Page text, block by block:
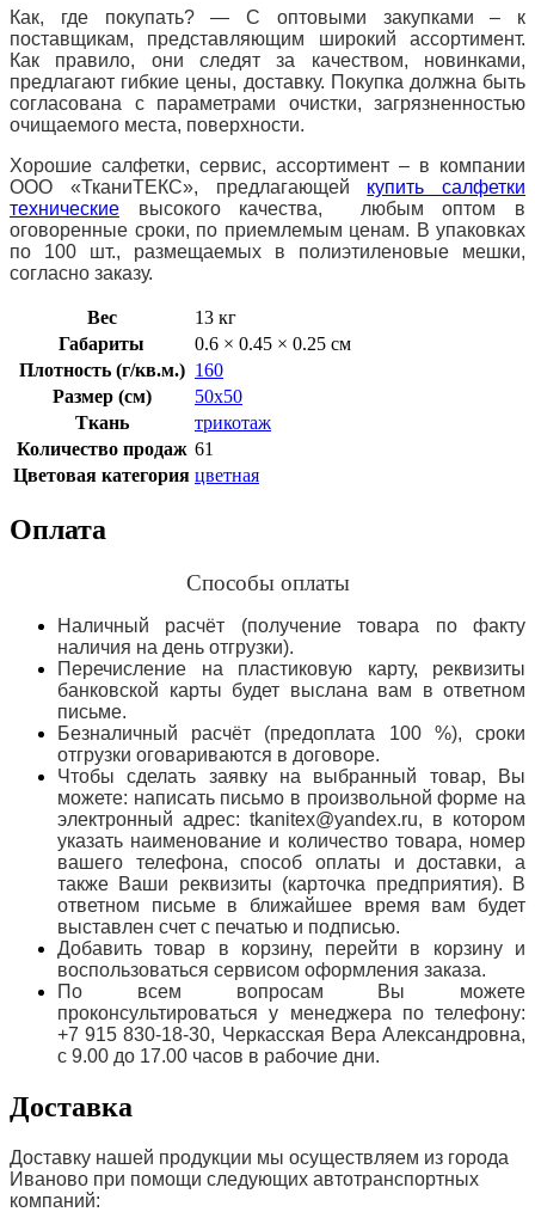
Как, где покупать? — С оптовыми закупками – к
поставщикам, представляющим широкий ассортимент.
Как правило, они следят за качеством, новинками,
предлагают гибкие цены, доставку. Покупка должна быть
согласована с параметрами очистки, загрязненностью
очищаемого места, поверхности.
Хорошие салфетки, сервис, ассортимент – в компании
ООО «ТканиТЕКС», предлагающей купить салфетки
технические высокого качества, любым оптом в
оговоренные сроки, по приемлемым ценам. В упаковках
по 100 шт., размещаемых в полиэтиленовые мешки,
согласно заказу.
Вес
13 кг
Габариты
0.6 × 0.45 × 0.25 см
Плотность (г/кв.м.) 160
Размер (см)
50х50
Ткань
трикотаж
Количество продаж 61
Цветовая категория цветная
Оплата
Способы оплаты
Наличный расчёт (получение товара по факту
наличия на день отгрузки).
Перечисление на пластиковую карту, реквизиты
банковской карты будет выслана вам в ответном
письме.
Безналичный расчёт (предоплата 100 %), сроки
отгрузки оговариваются в договоре.
Чтобы сделать заявку на выбранный товар, Вы
можете: написать письмо в произвольной форме на
электронный адрес: tkanitex@yandex.ru, в котором
указать наименование и количество товара, номер
вашего телефона, способ оплаты и доставки, а
также Ваши реквизиты (карточка предприятия). В
ответном письме в ближайшее время вам будет
выставлен счет с печатью и подписью.
Добавить товар в корзину, перейти в корзину и
воспользоваться сервисом оформления заказа.
По всем вопросам Вы можете
проконсультироваться у менеджера по телефону:
+7 915 830-18-30, Черкасская Вера Александровна,
с 9.00 до 17.00 часов в рабочие дни.
Доставка
Доставку нашей продукции мы осуществляем из города
Иваново при помощи следующих автотранспортных
компаний: